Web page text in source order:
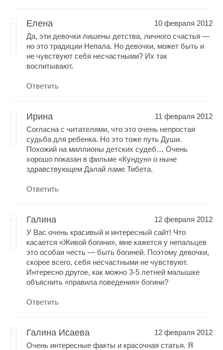
Елена
10 февраля 2012
Да, эти девочки лишены детства, личного счастья —
но это традиции Непала. Но девочки, может быть и
не чувствуют себя несчастными? Их так
воспитывают.
Ответить
Ирина
11 февраля 2012
Согласна с читателями, что это очень непростая
судьба для ребенка. Но это тоже путь Души.
Похожий на миллионы детских судеб… Очень
хорошо показан в фильме «Кундун» о ныне
здравствующем Далай ламе Тибета.
Ответить
Галина
12 февраля 2012
У Вас очень красивый и интересный сайт! Что
касается «Живой богини», мне кажется у непальцев
это особая честь — быть богиней. Поэтому девочки,
скорее всего, себя несчастными не чувствуют.
Интересно другое, как можно 3-5 летней малышке
объяснить «правила поведения» богини?
Ответить
Галина Исаева
12 февраля 2012
Очень интересные факты и красочная статья. Я